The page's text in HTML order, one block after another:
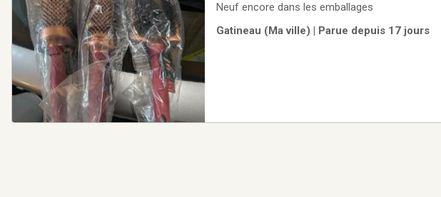
Neuf encore dans les emballages
Gatineau (Ma ville) | Parue depuis 17 jours